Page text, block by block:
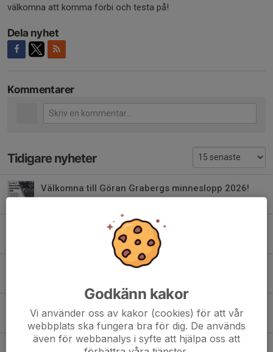
välkomna att komma förbi och testa på!
Dela nyhet
Kommentarer
Tidigare nyheter
Välkomna till Göran Grabergs minneslopp 2026!
Härlig stämning på Göran Grabergs minneslopp
Godkänn kakor
Vi använder oss av kakor (cookies) för att vår
webbplats ska fungera bra för dig. De används
även för webbanalys i syfte att hjälpa oss att